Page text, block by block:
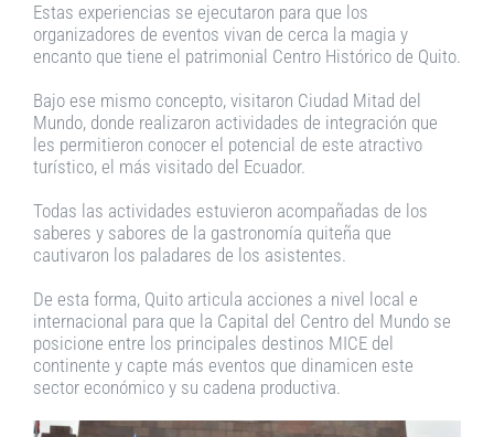
Estas experiencias se ejecutaron para que los
organizadores de eventos vivan de cerca la magia y
encanto que tiene el patrimonial Centro Histórico de Quito.
Bajo ese mismo concepto, visitaron Ciudad Mitad del
Mundo, donde realizaron actividades de integración que
les permitieron conocer el potencial de este atractivo
turístico, el más visitado del Ecuador.
Todas las actividades estuvieron acompañadas de los
saberes y sabores de la gastronomía quiteña que
cautivaron los paladares de los asistentes.
De esta forma, Quito articula acciones a nivel local e
internacional para que la Capital del Centro del Mundo se
posicione entre los principales destinos MICE del
continente y capte más eventos que dinamicen este
sector económico y su cadena productiva.